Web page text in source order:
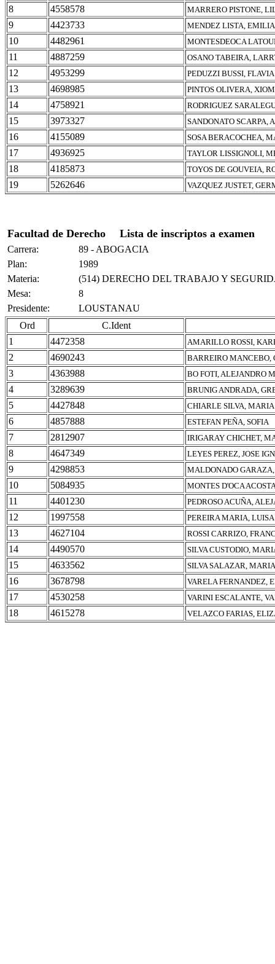
8 4558578 MARRERO PISTONE,
9 4423733 MENDEZ LISTA,
10 4482961 MONTESDEOCA
11 4887259 OSANO TABEIRA,
12 4953299 PEDUZZI BUSSI,
13 4698985 PINTOS OLIVERA,
14 4758921 RODRIGUEZ
15 3973327 SANDONATO SCARPA,
16 4155089 SOSA BERACOCHEA,
17 4936925 TAYLOR LISSIGNOLI,
18 4185873 TOYOS DE GOUVEIA,
19 5262646 VAZQUEZ JUSTET,
Facultad de Derecho Lista de inscriptos a examen
Carrera:
89 - ABOGACIA
Plan:
1989
Materia:
(514) DERECHO DEL TRABAJO Y
Mesa:
8
Presidente:
LOUSTANAU
Ord
C.Ident
1
4472358 AMARILLO ROSSI,
2 4690243 BARREIRO MANCEBO,
3 4363988 BO FOTI, ALEJANDRO
4 3289639 BRUNIG ANDRADA,
5 4427848 CHIARLE SILVA, MARIA
6 4857888 ESTEFAN PEÑA, SOFIA
7 2812907 IRIGARAY CHICHET,
8 4647349 LEYES PEREZ, JOSE
9 4298853 MALDONADO
10 5084935 MONTES D'OCA
11 4401230 PEDROSO ACUÑA,
12 1997558 PEREIRA MARIA, LUISA
13 4627104 ROSSI CARRIZO,
14 4490570 SILVA CUSTODIO,
15 4633562 SILVA SALAZAR,
16 3678798 VARELA FERNANDEZ,
17 4530258 VARINI ESCALANTE,
18 4615278 VELAZCO FARIAS,